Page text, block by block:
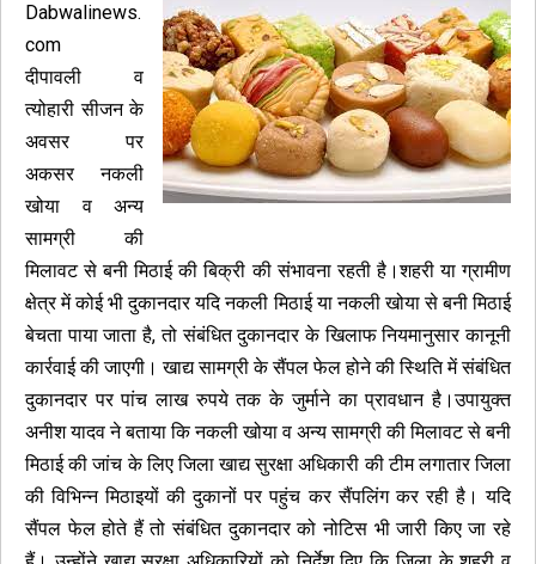
Dabwalinews.
com
दीपावली व
त्योहारी सीजन के
अवसर पर
अकसर नकली
खोया व अन्य
सामग्री की
मिलावट से बनी मिठाई की बिक्री की संभावना रहती है।शहरी या ग्रामीण
क्षेत्र में कोई भी दुकानदार यदि नकली मिठाई या नकली खोया से बनी मिठाई
बेचता पाया जाता है, तो संबंधित दुकानदार के खिलाफ नियमानुसार कानूनी
कार्रवाई की जाएगी। खाद्य सामग्री के सैंपल फेल होने की स्थिति में संबंधित
दुकानदार पर पांच लाख रुपये तक के जुर्माने का प्रावधान है।उपायुक्त
अनीश यादव ने बताया कि नकली खोया व अन्य सामग्री की मिलावट से बनी
मिठाई की जांच के लिए जिला खाद्य सुरक्षा अधिकारी की टीम लगातार जिला
की विभिन्न मिठाइयों की दुकानों पर पहुंच कर सैंपलिंग कर रही है। यदि
सैंपल फेल होते हैं तो संबंधित दुकानदार को नोटिस भी जारी किए जा रहे